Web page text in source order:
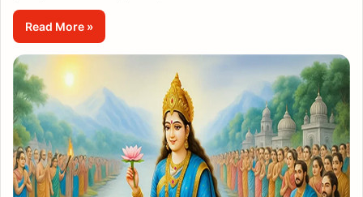
Read More »